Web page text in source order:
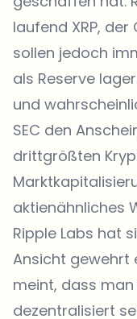
laufend XRP,
sollen jedoch
als Reserve
und
SEC den
drittgrößten
aktienähnliches
Ripple Labs hat
Ansicht gewehrt
meint, dass
dezentralisiert